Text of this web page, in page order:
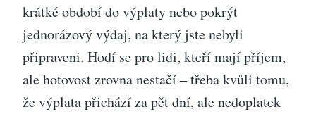
krátké období do výplaty nebo pokrýt
jednorázový výdaj, na který jste nebyli
připraveni. Hodí se pro lidi, kteří mají příjem,
ale hotovost zrovna nestačí – třeba kvůli tomu,
že výplata přichází za pět dní, ale nedoplatek